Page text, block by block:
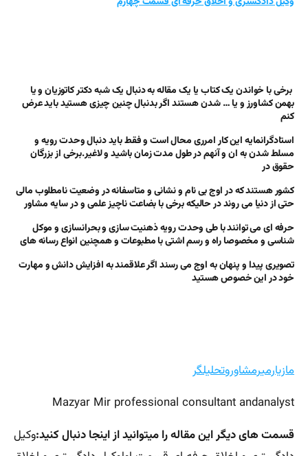
برخی با خواندن یک کتاب یا یک مقاله به دنبال یک شبه دکتر کاتوزیان و یا
بهمن کشاورز و یا … شدن هستند اگر بدنبال چنین چیزی هستید باید عرض
کنم
استادگرانمایه این کار امرری محال است و فقط باید دنبال وحدت رویه و
مسلط شدن به ان و آنهم در طول مدت زمان باشید و لاغیر.برخی از بزرگان
حقوق در
کشور هستند که در اوج بی نام و نشانی و متاسفانه در وضعیت نامطلوب مالی
حتی از دنیا می روند در حالیکه برخی با بضاعت ناچیز علمی و در سایه مشاور
حرفه ای می توانند با طی وحدت رویه ذهنیت سازی و بحرانسازی و موکل
شناسی و مخصوصا راه و رسم اشتی با مطبوعات و همچنین انواع رسانه های
تصویری پیدا و پنهان به اوج می رسند اگر علاقمند به افزایش دانش و مهارت
خود در این خصوص هستید
مازیارمیرمشاوروتحلیلگر
Mazyar Mir professional consultant andanalyst
قسمت های دیگر این مقاله را میتوانید از اینجا دنبال کنید:وکیل